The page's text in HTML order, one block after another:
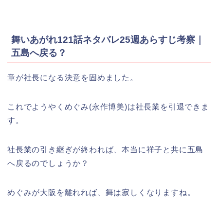
舞いあがれ121話ネタバレ25週あらすじ考察｜
五島へ戻る？
章が社長になる決意を固めました。
これでようやくめぐみ(永作博美)は社長業を引退できま
す。
社長業の引き継ぎが終われば、本当に祥子と共に五島
へ戻るのでしょうか？
めぐみが大阪を離れれば、舞は寂しくなりますね。